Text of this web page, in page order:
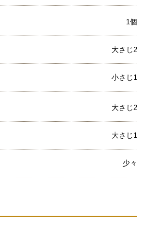
1個
大さじ2
小さじ1
大さじ2
大さじ1
少々